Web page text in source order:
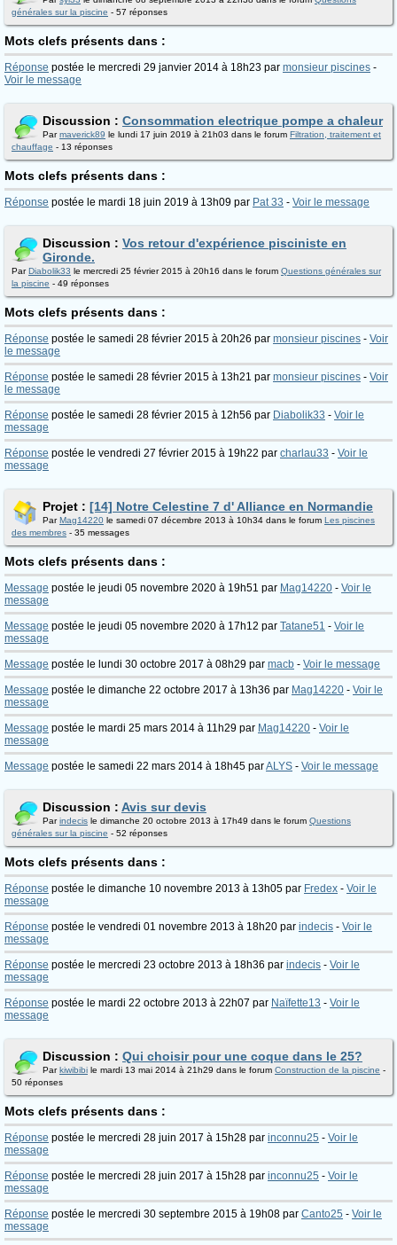
générales sur la piscine - 57 réponses
Mots clefs présents dans :
Réponse postée le mercredi 29 janvier 2014 à 18h23 par monsieur piscines -
Voir le message
Discussion : Consommation electrique pompe a chaleur
Parmaverick89 le lundi 17 juin 2019 à 21h03 dans le forum Filtration, traitement et
chauffage - 13 réponses
Mots clefs présents dans :
Réponse postée le mardi 18 juin 2019 à 13h09 par Pat 33 - Voir le message
Discussion : Vos retour d'expérience pisciniste en
Gironde.
ParDiabolik33 le mercredi 25 février 2015 à 20h16 dans le forum Questions générales sur
la piscine - 49 réponses
Mots clefs présents dans :
Réponse postée le samedi 28 février 2015 à 20h26 par monsieur piscines - Voir
le message
Réponse postée le samedi 28 février 2015 à 13h21 par monsieur piscines - Voir
le message
Réponse postée le samedi 28 février 2015 à 12h56 par Diabolik33 - Voir le
message
Réponse postée le vendredi 27 février 2015 à 19h22 par charlau33 - Voir le
message
Projet : [14] Notre Celestine 7 d' Alliance en Normandie
ParMag14220 le samedi 07 décembre 2013 à 10h34 dans le forum Les piscines
des membres - 35 messages
Mots clefs présents dans :
Message postée le jeudi 05 novembre 2020 à 19h51 par Mag14220 - Voir le
message
Message postée le jeudi 05 novembre 2020 à 17h12 par Tatane51 - Voir le
message
Message postée le lundi 30 octobre 2017 à 08h29 par macb - Voir le message
Message postée le dimanche 22 octobre 2017 à 13h36 par Mag14220 - Voir le
message
Message postée le mardi 25 mars 2014 à 11h29 par Mag14220 - Voir le
message
Message postée le samedi 22 mars 2014 à 18h45 parALYS - Voir le message
Discussion : Avis sur devis
Parindecis le dimanche 20 octobre 2013 à 17h49 dans le forum Questions
générales sur la piscine - 52 réponses
Mots clefs présents dans :
Réponse postée le dimanche 10 novembre 2013 à 13h05 par Fredex - Voir le
message
Réponse postée le vendredi 01 novembre 2013 à 18h20 par indecis - Voir le
message
Réponse postée le mercredi 23 octobre 2013 à 18h36 par indecis - Voir le
message
Réponse postée le mardi 22 octobre 2013 à 22h07 par Naïfette13 - Voir le
message
Discussion : Qui choisir pour une coque dans le 25?
Parkiwibibi le mardi 13 mai 2014 à 21h29 dans le forum Construction de la piscine -
50 réponses
Mots clefs présents dans :
Réponse postée le mercredi 28 juin 2017 à 15h28 par inconnu25 - Voir le
message
Réponse postée le mercredi 28 juin 2017 à 15h28 par inconnu25 - Voir le
message
Réponse postée le mercredi 30 septembre 2015 à 19h08 par Canto25 - Voir le
message